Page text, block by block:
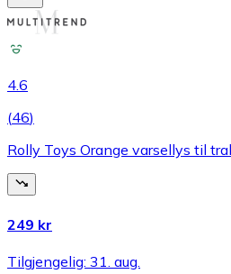
4.6
(46)
Rolly Toys Orange varsellys til
249 kr
Tilgjengelig: 31. aug.